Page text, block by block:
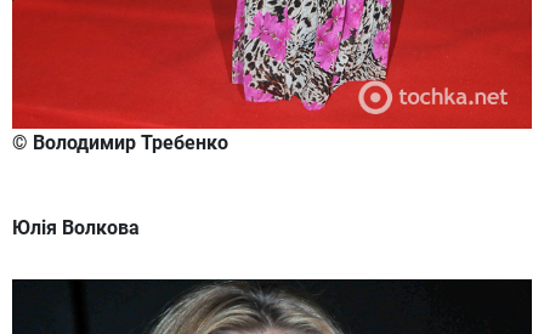
© Володимир Требенко
Юлія Волкова